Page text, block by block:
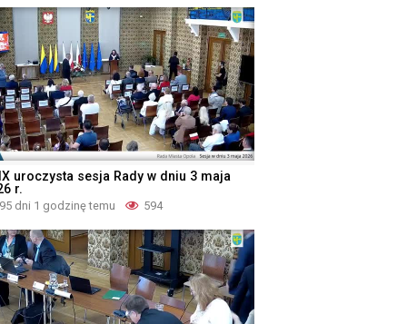
uroczysta sesja Rady w dniu 3 maja
r.
95 dni 1 godzinę temu 594